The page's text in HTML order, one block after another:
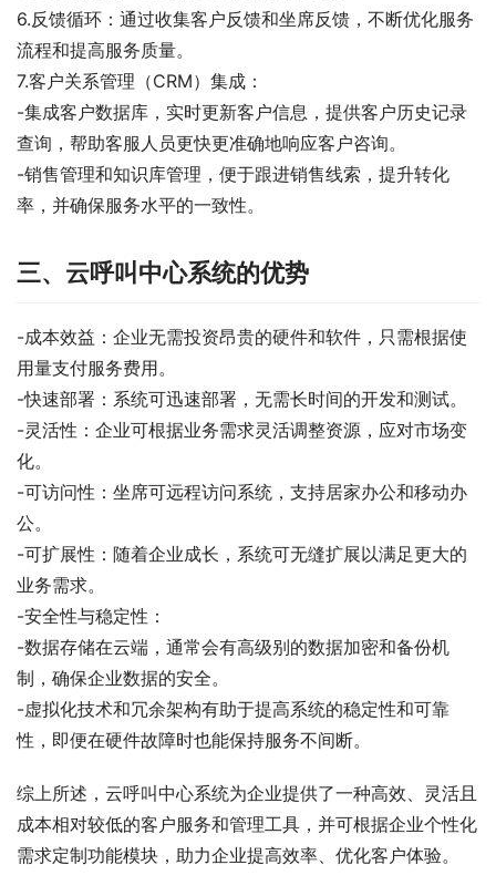
6.反馈循环：通过收集客户反馈和坐席反馈，不断优化服务
流程和提高服务质量。
7.客户关系管理（CRM）集成：
-集成客户数据库，实时更新客户信息，提供客户历史记录
查询，帮助客服人员更快更准确地响应客户咨询。
-销售管理和知识库管理，便于跟进销售线索，提升转化
率，并确保服务水平的一致性。
三、云呼叫中心系统的优势
-成本效益：企业无需投资昂贵的硬件和软件，只需根据使
用量支付服务费用。
-快速部署：系统可迅速部署，无需长时间的开发和测试。
-灵活性：企业可根据业务需求灵活调整资源，应对市场变
化。
-可访问性：坐席可远程访问系统，支持居家办公和移动办
公。
-可扩展性：随着企业成长，系统可无缝扩展以满足更大的
业务需求。
-安全性与稳定性：
-数据存储在云端，通常会有高级别的数据加密和备份机
制，确保企业数据的安全。
-虚拟化技术和冗余架构有助于提高系统的稳定性和可靠
性，即便在硬件故障时也能保持服务不间断。
综上所述，云呼叫中心系统为企业提供了一种高效、灵活且
成本相对较低的客户服务和管理工具，并可根据企业个性化
需求定制功能模块，助力企业提高效率、优化客户体验。